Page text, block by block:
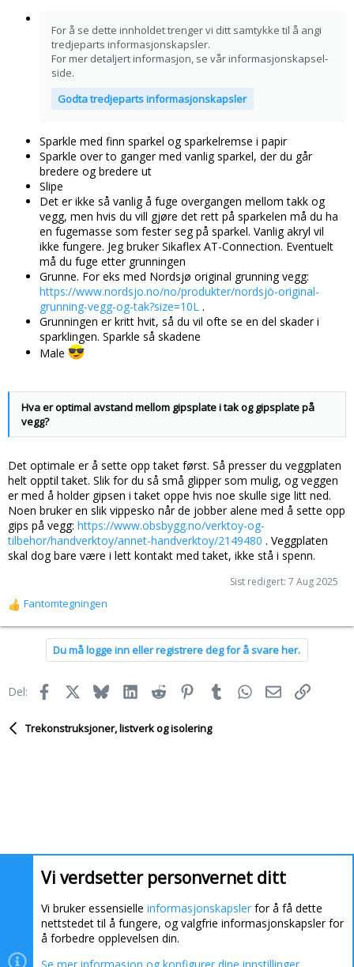
For å se dette innholdet trenger vi ditt samtykke til å angi
tredjeparts informasjonskapsler.
For mer detaljert informasjon, se vårinformasjonskapsel-
side.
Godta tredjeparts informasjonskapsler
Sparkle med finn sparkel og sparkelremse i papir
Sparkle over to ganger med vanlig sparkel, der du går
bredere og bredere ut
Slipe
Det er ikke så vanlig å fuge overgangen mellom takk og
vegg, men hvis du vill gjøre det rett på sparkelen må du ha
en fugemasse som fester seg på sparkel. Vanlig akryl vil
ikke fungere. Jeg bruker Sikaflex AT-Connection. Eventuelt
må du fuge etter grunningen
Grunne. For eks med Nordsjø original grunning vegg:
https://www.nordsjo.no/no/produkter/nordsjö-original-
grunning-vegg-og-tak?size=10L .
Grunningen er kritt hvit, så du vil ofte se en del skader i
sparklingen. Sparkle så skadene
Male
Hva er optimal avstand mellom gipsplate i tak og gipsplate på
vegg?
Det optimale er å sette opp taket først. Så presser du veggplaten
helt opptil taket. Slik for du så små glipper som mulig, og veggen
er med å holder gipsen i taket oppe hvis noe skulle sige litt ned.
Noen bruker en slik vippesko når de jobber alene med å sette opp
gips på vegg: https://www.obsbygg.no/verktoy-og-
tilbehor/handverktoy/annet-handverktoy/2149480 . Veggplaten
skal dog bare være i lett kontakt med taket, ikke stå i spenn.
Sist redigert: 7 Aug 2025
R
e
o
e
Fantomtegningen
Du må logge inn eller registrere deg for å svare her.
Del: Facebook BlueskyLinkedInReddit PinterestTumblr WhatsApp
E-postLink
Trekonstruksjoner, listverk og isolering
Vi verdsetter personvernet ditt
Vi bruker essensielle informasjonskapsler for å få dette
nettstedet til å fungere, og valgfrie informasjonskapsler for
å forbedre opplevelsen din.